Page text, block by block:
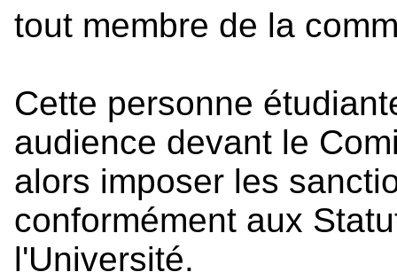
tout membre de la
Cette personne
audience devant le
alors imposer les
conformément aux
l'Université.